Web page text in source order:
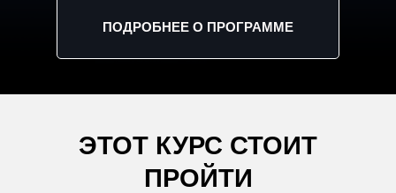
ПОДРОБНЕЕ О ПРОГРАММЕ
ЭТОТ КУРС СТОИТ
ПРОЙТИ